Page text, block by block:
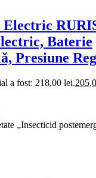
Baterie
Presiune
a fost: 218,00 lei.
„Insecticid